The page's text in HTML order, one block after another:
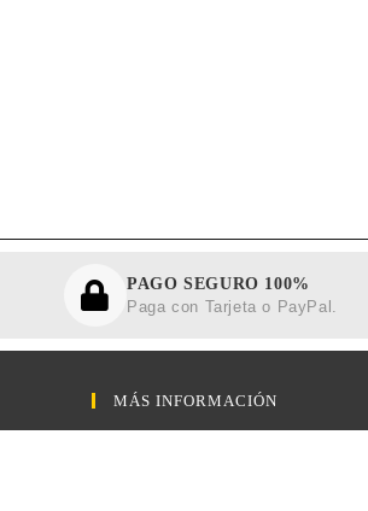
PAGO SEGURO 100%
Paga con Tarjeta o PayPal.
MÁS INFORMACIÓN